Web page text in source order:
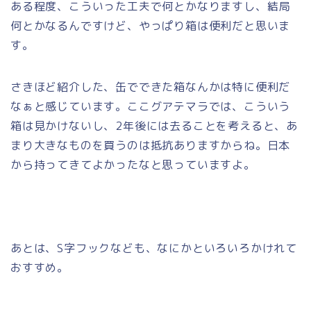
ある程度、こういった工夫で何とかなりますし、結局
何とかなるんですけど、やっぱり箱は便利だと思いま
す。
さきほど紹介した、缶でできた箱なんかは特に便利だ
なぁと感じています。ここグアテマラでは、こういう
箱は見かけないし、2年後には去ることを考えると、あ
まり大きなものを買うのは抵抗ありますからね。日本
から持ってきてよかったなと思っていますよ。
あとは、S字フックなども、なにかといろいろかけれて
おすすめ。